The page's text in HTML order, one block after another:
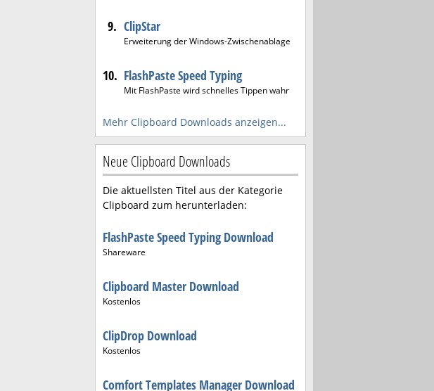
9. ClipStar
Erweiterung der Windows-Zwischenablage
10. FlashPaste Speed Typing
Mit FlashPaste wird schnelles Tippen wahr
Mehr Clipboard Downloads anzeigen...
Neue Clipboard Downloads
Die aktuellsten Titel aus der Kategorie
Clipboard zum herunterladen:
FlashPaste Speed Typing Download
Shareware
Clipboard Master Download
Kostenlos
ClipDrop Download
Kostenlos
Comfort Templates Manager Download